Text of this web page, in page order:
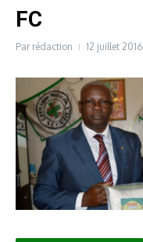
FC
Par rédaction 12 juillet 2016